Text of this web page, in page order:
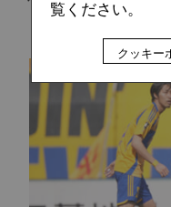
覧ください。
クッキー